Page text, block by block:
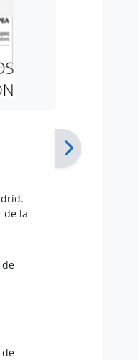
de la
de
de